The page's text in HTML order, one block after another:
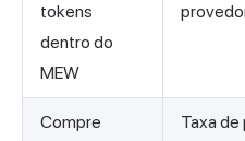
tokens
dentro do
MEW
Compre
Taxa